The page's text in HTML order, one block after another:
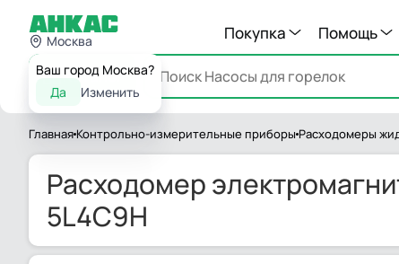
Москва
Ваш город Москва?
Да
Изменить
Покупка Помощь
Каталог
Главная Контрольно-измерительные приборы Расходомеры
Расходомер
5L4C9H